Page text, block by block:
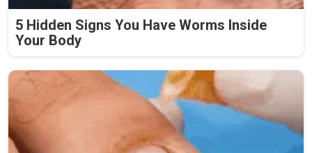
5 Hidden Signs You Have Worms Inside
Your Body